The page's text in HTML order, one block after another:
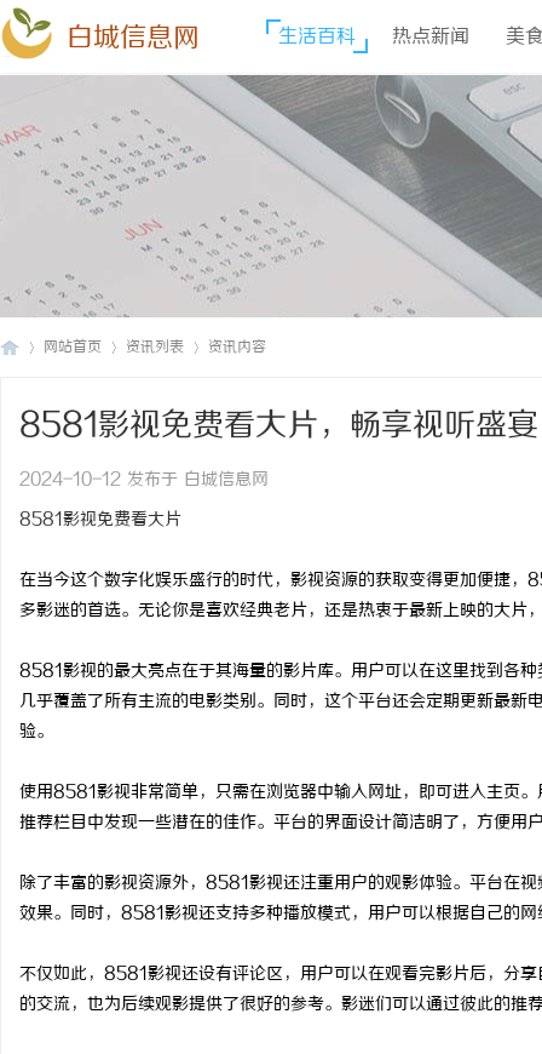
白城信息网 生活百科 热点新闻 美
网站首页 资讯列表 资讯内容
8581影视免费看大片，畅享视听盛宴
2024-10-12 发布于 白城信息网
8581影视免费看大片
在当今这个数字化娱乐盛行的时代，影视资源的获取变得更加便捷
多影迷的首选。无论你是喜欢经典老片，还是热衷于最新上映的大
8581影视的最大亮点在于其海量的影片库。用户可以在这里找到各
几乎覆盖了所有主流的电影类别。同时，这个平台还会定期更新最
验。
使用8581影视非常简单，只需在浏览器中输入网址，即可进入主页
推荐栏目中发现一些潜在的佳作。平台的界面设计简洁明了，方便用
除了丰富的影视资源外，8581影视还注重用户的观影体验。平台在
效果。同时，8581影视还支持多种播放模式，用户可以根据自己的
不仅如此，8581影视还设有评论区，用户可以在观看完影片后，分
的交流，也为后续观影提供了很好的参考。影迷们可以通过彼此的推